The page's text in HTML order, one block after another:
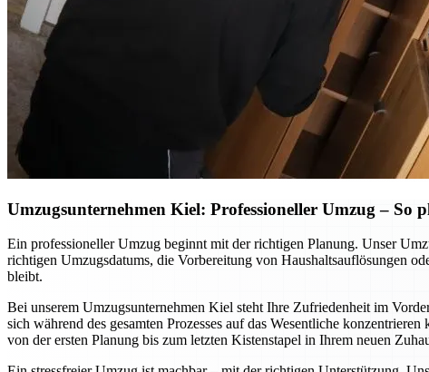
Umzugsunternehmen Kiel: Professioneller Umzug – So
Ein professioneller Umzug beginnt mit der richtigen Planung. Unser
richtigen Umzugsdatums, die Vorbereitung von Haushaltsauflösungen
bleibt.
Bei unserem Umzugsunternehmen Kiel steht Ihre Zufriedenheit im
sich während des gesamten Prozesses auf das Wesentliche
von der ersten Planung bis zum letzten Kistenstapel in Ihrem neuen